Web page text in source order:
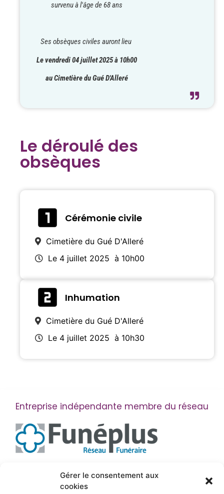
Gérer le consentement aux
cookies
survenu à l'âge de 68 ans
Ses obsèques civiles auront lieu
Le vendredi 04 juillet 2025 à 10h00
au Cimetière du Gué D'Alleré
Le déroulé des
obsèques
Cérémonie civile
Cimetière du Gué D'Alleré
Le 4 juillet 2025 à 10h00
Inhumation
Cimetière du Gué D'Alleré
Le 4 juillet 2025 à 10h30
Entreprise indépendante membre du réseau
Suivez-nous